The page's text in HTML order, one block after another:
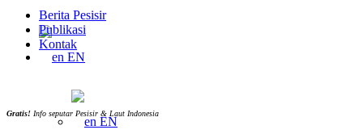
EN
EN
Berita Pesisir
Publikasi
Kontak
Gratis! Info seputar Pesisir & Laut Indonesia